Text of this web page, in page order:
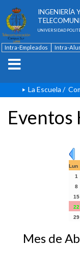
INGENIERÍA
UNIVERSIDAD
Intra-Empleados Intra-
La Escuela /
Eventos
Lun
1
8
15
22
29
Mes de